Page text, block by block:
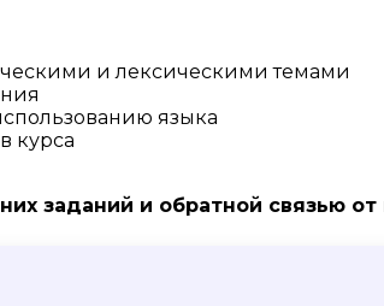
и лексическими темами
языка
курса
заданий и обратной связью